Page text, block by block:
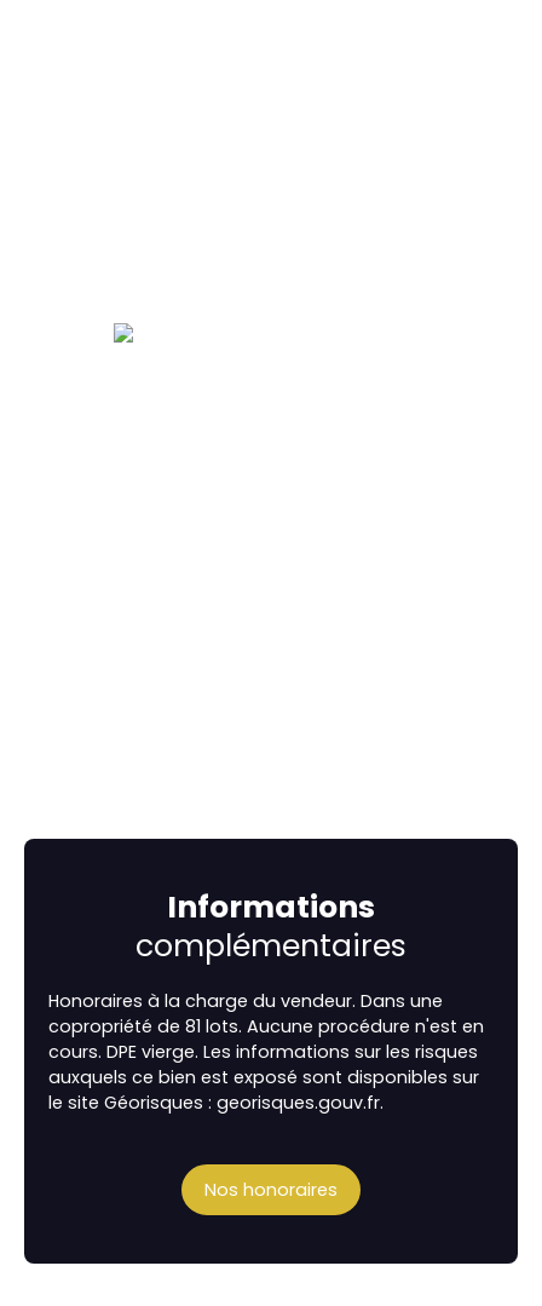
Informations
complémentaires
Honoraires à la charge du vendeur. Dans une
copropriété de 81 lots. Aucune procédure n'est en
cours. DPE vierge. Les informations sur les risques
auxquels ce bien est exposé sont disponibles sur
le site Géorisques : georisques.gouv.fr.
Nos honoraires